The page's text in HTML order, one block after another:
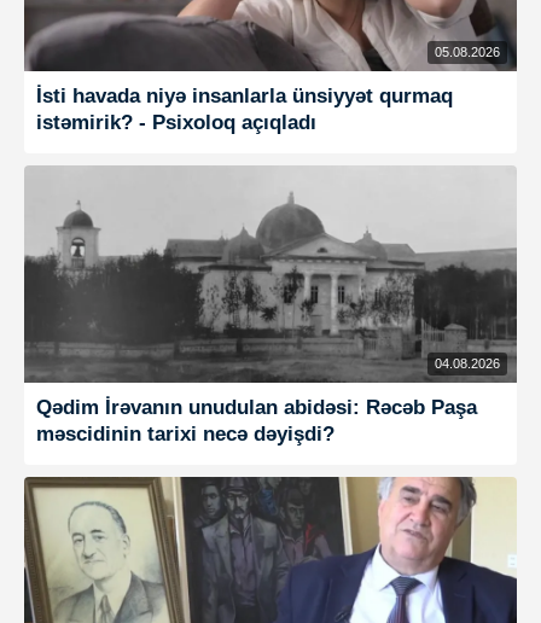
05.08.2026
İsti havada niyə insanlarla ünsiyyət qurmaq
istəmirik? - Psixoloq açıqladı
04.08.2026
Qədim İrəvanın unudulan abidəsi: Rəcəb Paşa
məscidinin tarixi necə dəyişdi?